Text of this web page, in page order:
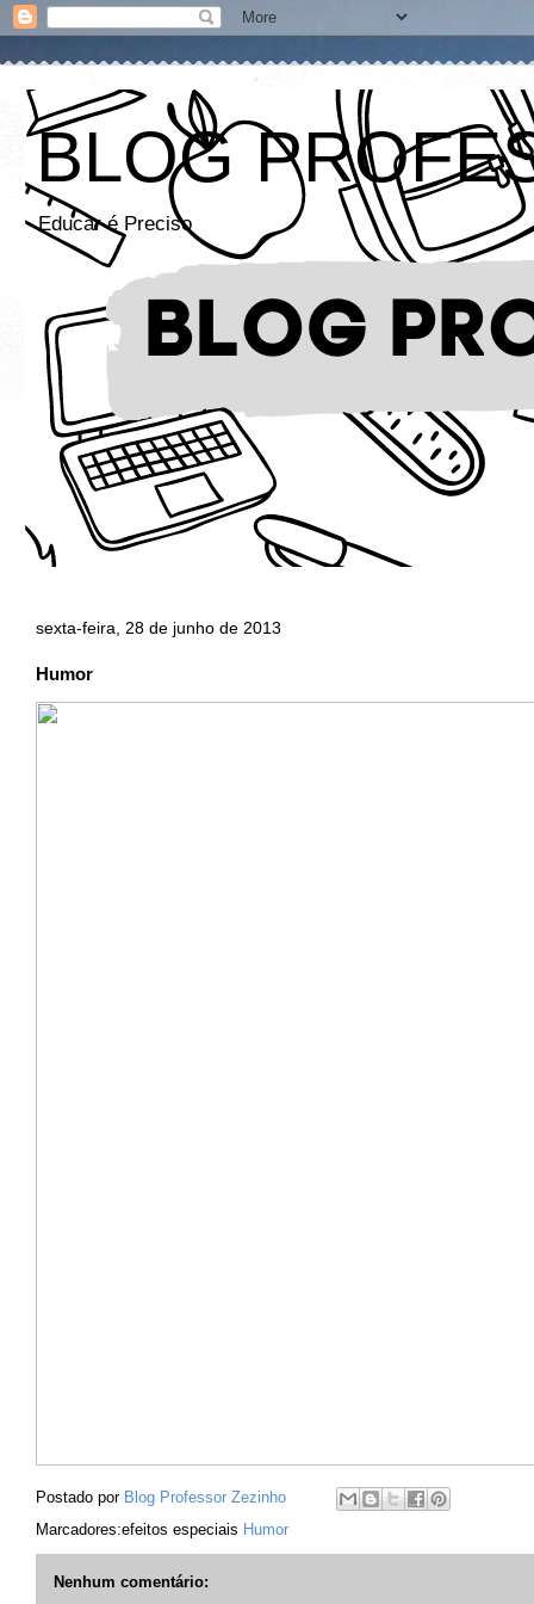
BLOG
Educar é Preciso
sexta-feira, 28 de junho de 2013
Humor
Postado por Blog Professor Zezinho
Marcadores:efeitos especiais Humor
Nenhum comentário: